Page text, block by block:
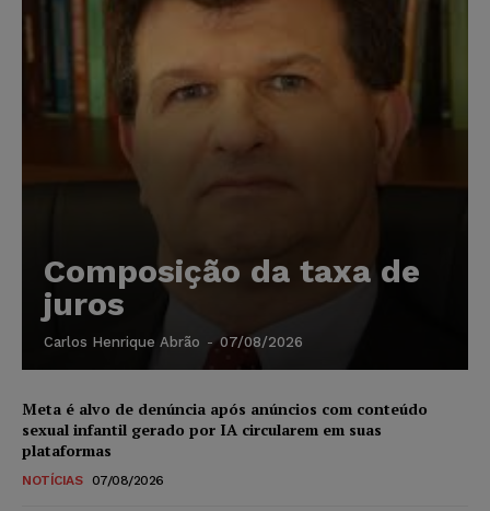
Composição da taxa de
juros
Carlos Henrique Abrão - 07/08/2026
Meta é alvo de denúncia após anúncios com conteúdo
sexual infantil gerado por IA circularem em suas
plataformas
NOTÍCIAS 07/08/2026